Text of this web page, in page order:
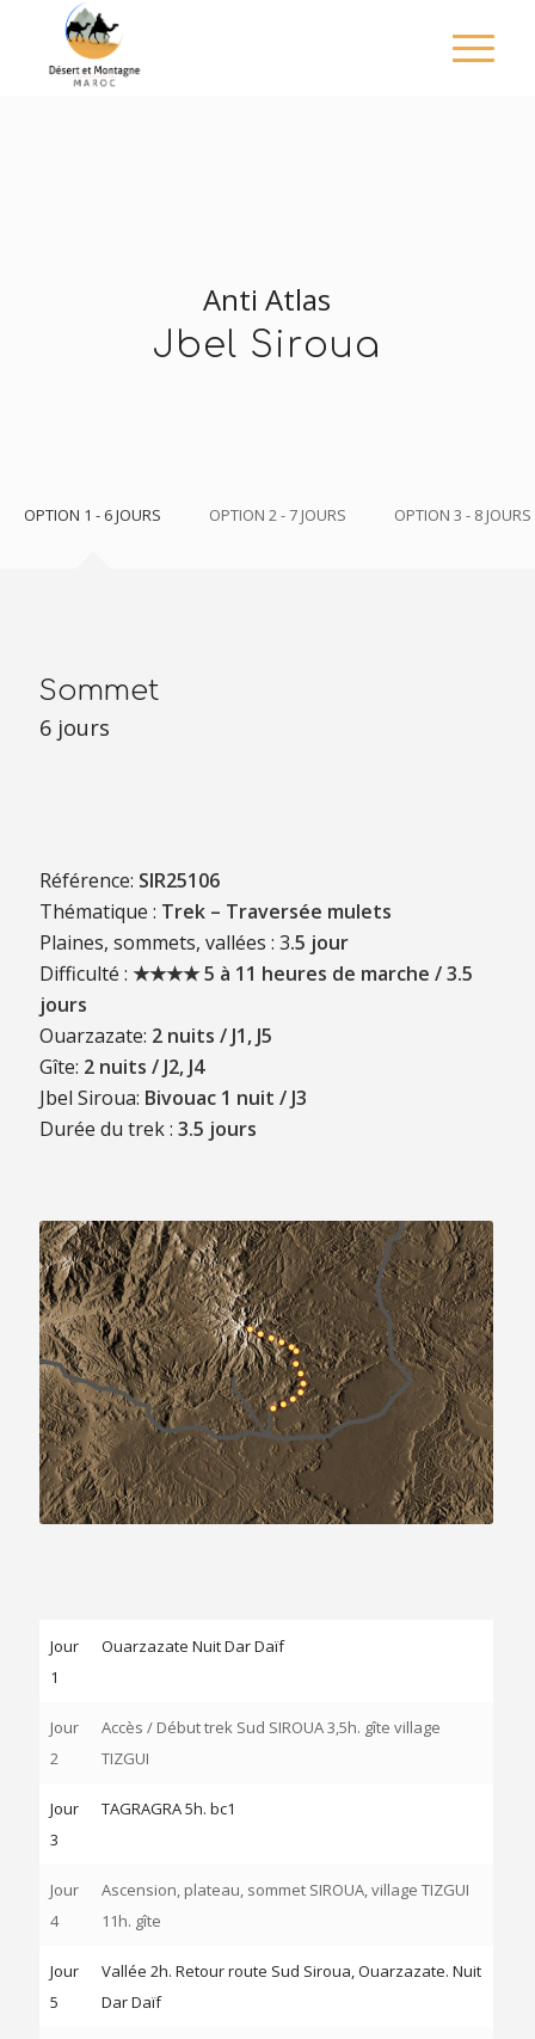
Anti Atlas
Jbel Siroua
OPTION 1 - 6 JOURS OPTION 2 - 7 JOURS OPTION 3 - 8 JOURS
Sommet
6 jours
Référence: SIR25106
Thématique : Trek – Traversée mulets
Plaines, sommets, vallées : 3.5 jour
Difficulté : ★★★★ 5 à 11 heures de marche / 3.5
jours
Ouarzazate: 2 nuits / J1, J5
Gîte: 2 nuits / J2, J4
Jbel Siroua: Bivouac 1 nuit / J3
Durée du trek : 3.5 jours
Jour
1
Ouarzazate Nuit Dar Daïf
Jour
2
Accès / Début trek Sud SIROUA 3,5h. gîte village
TIZGUI
Jour
3
TAGRAGRA 5h. bc1
Jour
4
Ascension, plateau, sommet SIROUA, village TIZGUI
11h. gîte
Jour
5
Vallée 2h. Retour route Sud Siroua, Ouarzazate. Nuit
Dar Daïf